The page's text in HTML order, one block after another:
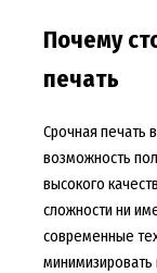
Почему
печать
Срочная печать
возможность
высокого
сложности ни
современные
минимизировать